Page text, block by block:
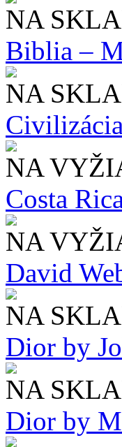
NA
Biblia –
NA
Civilizácia
NA
Costa
NA
David
NA
Dior by
NA
Dior by